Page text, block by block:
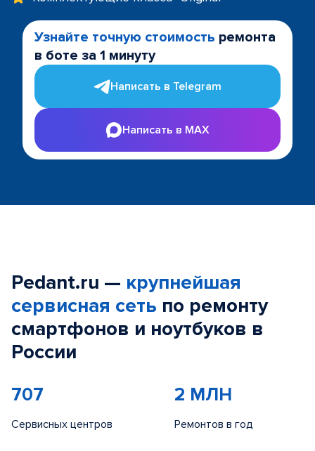
Узнайте точную стоимость ремонта
в боте за 1 минуту
Написать в Telegram
Написать в MAX
Pedant.ru — крупнейшая
сервисная сеть по ремонту
смартфонов и ноутбуков в
России
707
Сервисных центров
2 МЛН
Ремонтов в год